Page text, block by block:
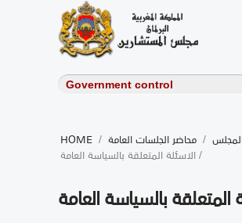
HOME / / محاضر الجلسات العامة
/ الاسئلة المتعلقة بالسياسة العامة
المتعلقة بالسياسة العامة